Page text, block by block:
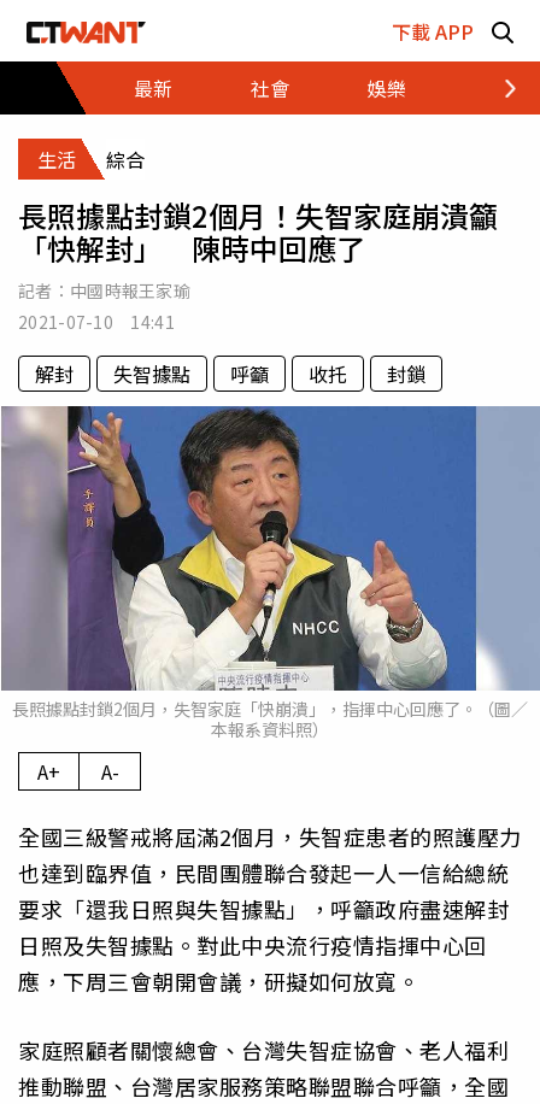
下載 APP
最新
社會 娛樂 財經
生活 綜合
長照據點封鎖2個月！失智家庭崩潰籲
「快解封」 陳時中回應了
記者： 中國時報王家瑜
2021-07-10 14:41
解封 失智據點 呼籲 收托 封鎖
長照據點封鎖2個月，失智家庭「快崩潰」，指揮中心回應了。（圖／
本報系資料照）
A+ A-
全國三級警戒將屆滿2個月，失智症患者的照護壓力
也達到臨界值，民間團體聯合發起一人一信給總統
要求「還我日照與失智據點」，呼籲政府盡速解封
日照及失智據點。對此中央流行疫情指揮中心回
應，下周三會朝開會議，研擬如何放寬。
家庭照顧者關懷總會、台灣失智症協會、老人福利
推動聯盟、台灣居家服務策略聯盟聯合呼籲，全國